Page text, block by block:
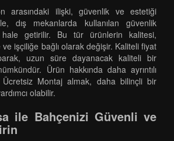
arasındaki ilişki, güvenlik ve estetiği
dış mekanlarda kullanılan güvenlik
getirilir. Bu tür ürünlerin kalitesi,
ve işçiliğe bağlı olarak değişir. Kaliteli fiyat
uzun süre dayanacak kaliteli bir
Ürün hakkında daha ayrıntılı
Montaj almak, daha bilinçli bir
olabilir.
ile Bahçenizi Güvenli ve